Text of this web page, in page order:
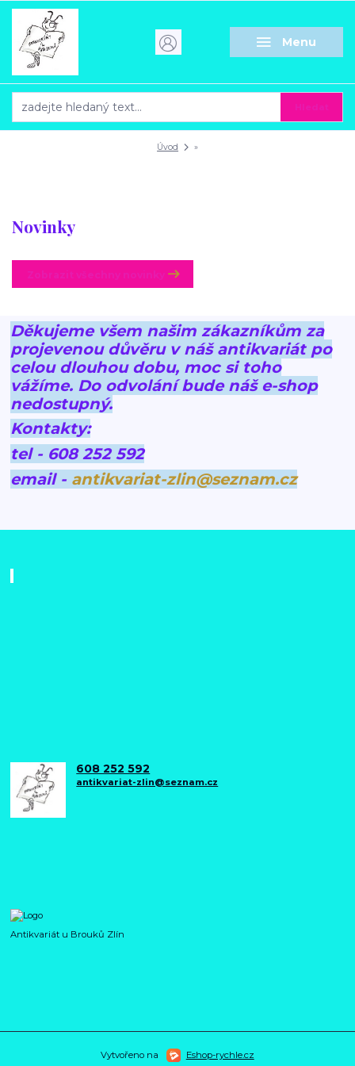
Menu
Úvod »
Novinky
Děkujeme všem našim zákazníkům za
projevenou důvěru v náš antikvariát po
celou dlouhou dobu, moc si toho
vážíme. Do odvolání bude náš e-shop
nedostupný.
Kontakty:
tel - 608 252 592
email - antikvariat-zlin@seznam.cz
608 252 592
antikvariat-zlin@seznam.cz
Antikvariát u Brouků Zlín
Vytvořeno na Eshop-rychle.cz